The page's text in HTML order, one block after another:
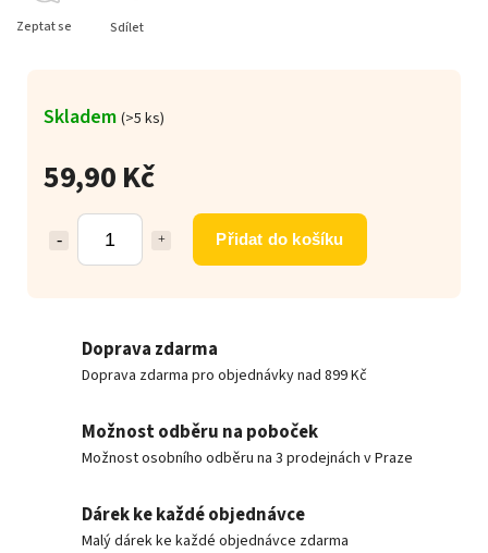
59,90 Kč
Přidat do košíku
Skladem (>5 ks)
Zeptat se Sdílet
Doprava zdarma
Doprava zdarma pro objednávky nad 899 Kč
Možnost odběru na poboček
Možnost osobního odběru na 3 prodejnách v Praze
Dárek ke každé objednávce
Malý dárek ke každé objednávce zdarma